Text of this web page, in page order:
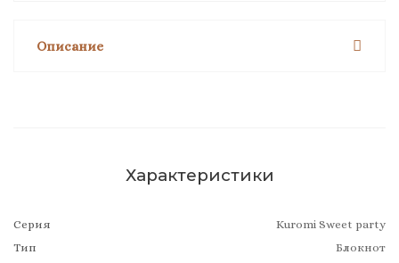
Описание
Характеристики
Серия
Kuromi Sweet party
Тип
Блокнот